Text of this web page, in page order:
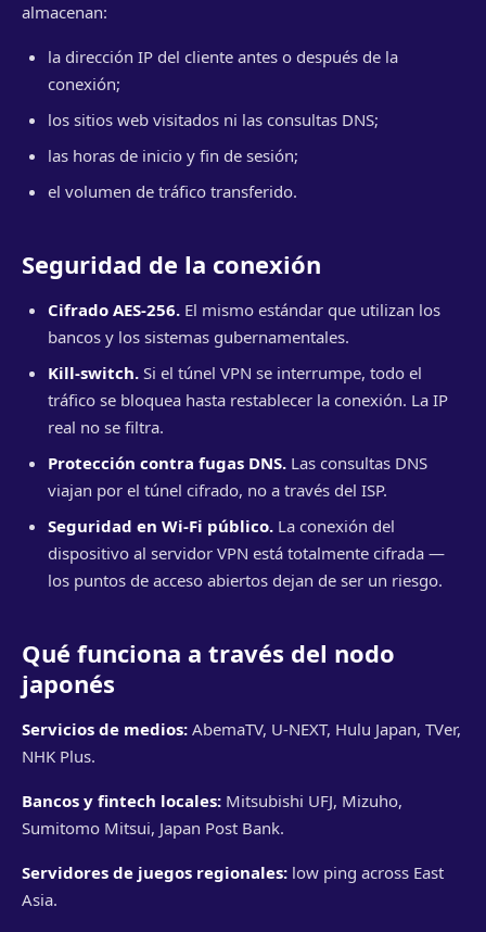
almacenan:
la dirección IP del cliente antes o después de la
conexión;
los sitios web visitados ni las consultas DNS;
las horas de inicio y fin de sesión;
el volumen de tráfico transferido.
Seguridad de la conexión
Cifrado AES-256. El mismo estándar que utilizan los
bancos y los sistemas gubernamentales.
Kill-switch. Si el túnel VPN se interrumpe, todo el
tráfico se bloquea hasta restablecer la conexión. La IP
real no se filtra.
Protección contra fugas DNS. Las consultas DNS
viajan por el túnel cifrado, no a través del ISP.
Seguridad en Wi-Fi público. La conexión del
dispositivo al servidor VPN está totalmente cifrada —
los puntos de acceso abiertos dejan de ser un riesgo.
Qué funciona a través del nodo
japonés
Servicios de medios: AbemaTV, U-NEXT, Hulu Japan, TVer,
NHK Plus.
Bancos y fintech locales: Mitsubishi UFJ, Mizuho,
Sumitomo Mitsui, Japan Post Bank.
Servidores de juegos regionales: low ping across East
Asia.